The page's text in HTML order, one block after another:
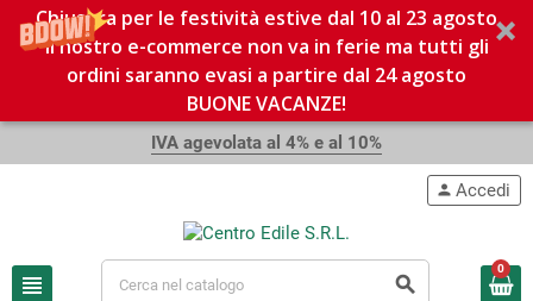
Chiusura per le festività estive dal 10 al 23 agosto
Il nostro e-commerce non va in ferie ma tutti gli
ordini saranno evasi a partire dal 24 agosto
BUONE VACANZE!
IVA agevolata al 4% e al 10%
view_headline search
person Accedi
0